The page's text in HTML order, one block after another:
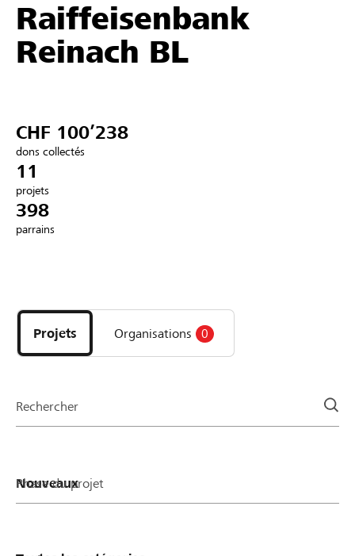
Parrainer
Soutien & assistance
Se connecter
DE FR IT
Raiffeisenbank
Reinach BL
CHF 100’238
dons collectés
11
projets
398
parrains
les
projets
et
la
Projets Organisations 0
Rechercher
Phase du projet